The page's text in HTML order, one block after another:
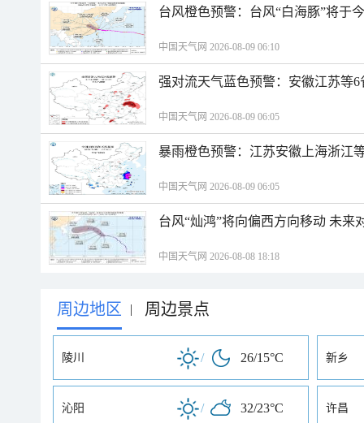
台风橙色预警：台风“白海豚”将于
中国天气网 2026-08-09 06:10
强对流天气蓝色预警：安徽江苏等
中国天气网 2026-08-09 06:05
暴雨橙色预警：江苏安徽上海浙江
中国天气网 2026-08-09 06:05
台风“灿鸿”将向偏西方向移动 未来
中国天气网 2026-08-08 18:18
周边地区 | 周边景点
陵川 / 26/15°C 新乡
沁阳 / 32/23°C 许昌